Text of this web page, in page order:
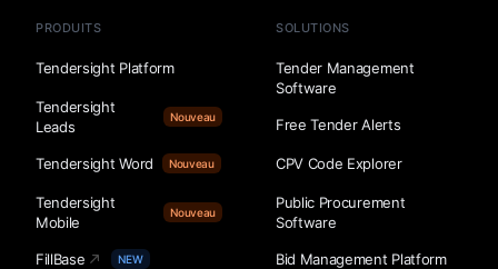
PRODUITS
Tendersight Platform
Tendersight
Leads
Nouveau
Tendersight Word Nouveau
Tendersight
Mobile
Nouveau
FillBase NEW
SOLUTIONS
Tender Management
Software
Free Tender Alerts
CPV Code Explorer
Public Procurement
Software
Bid Management Platform